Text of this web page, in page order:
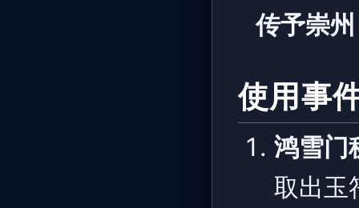
传予崇州
使用事
鸿雪门
取出玉